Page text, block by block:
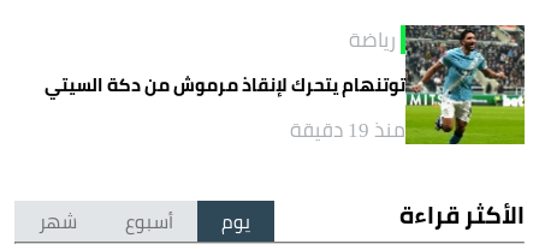
رياضة
توتنهام يتحرك لإنقاذ مرموش من دكة السيتي
منذ 19 دقيقة
الأكثر قراءة يوم أسبوع شهر